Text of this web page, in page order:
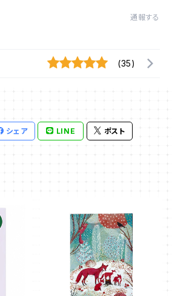
通報する
(35)
シェア LINE ポスト